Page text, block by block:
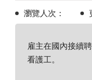
瀏覽人次：
雇主在國內接續
看護工。